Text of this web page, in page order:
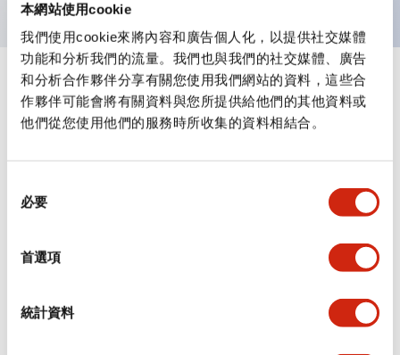
本網站使用cookie
我們使用cookie來將內容和廣告個人化，以提供社交媒體
功能和分析我們的流量。我們也與我們的社交媒體、廣告
和分析合作夥伴分享有關您使用我們網站的資料，這些合
作夥伴可能會將有關資料與您所提供給他們的其他資料或
他們從您使用他們的服務時所收集的資料相結合。
必要
首選項
統計資料
規格 顯示全部
審美規範
安裝和安裝規範